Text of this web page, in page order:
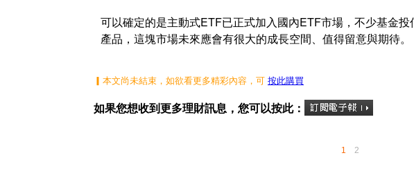
可以確定的是主動式ETF已正式加入國內ETF市場，不少基金
產品，這塊市場未來應會有很大的成長空間、值得留意與期待。
▎本文尚未結束，如欲看更多精彩內容，可 按此購買
如果您想收到更多理財訊息，您可以按此：
1 2